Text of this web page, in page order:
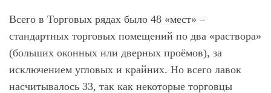
Всего в Торговых рядах было 48 «мест» –
стандартных торговых помещений по два «раствора»
(больших оконных или дверных проёмов), за
исключением угловых и крайних. Но всего лавок
насчитывалось 33, так как некоторые торговцы